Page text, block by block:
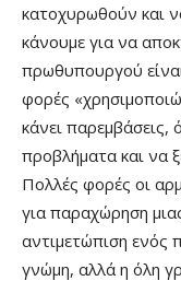
κατοχυρωθούν και
κάνουμε για να
πρωθυπουργού
φορές
κάνει παρεμβάσεις,
προβλήματα και να
Πολλές φορές οι
για παραχώρηση
αντιμετώπιση ενός
γνώμη, αλλά η όλη